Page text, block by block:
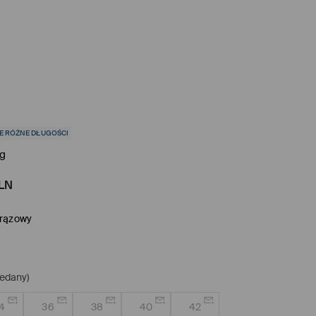
RÓŻNE DŁUGOŚCI
36 38 40 42